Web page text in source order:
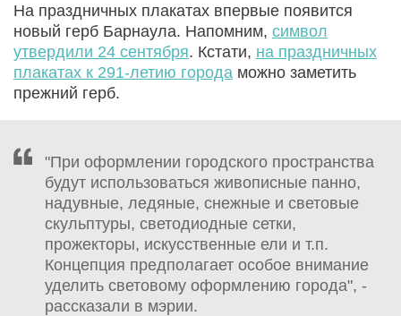
На праздничных плакатах впервые появится
новый герб Барнаула. Напомним, символ
утвердили 24 сентября. Кстати, на праздничных
плакатах к 291-летию города можно заметить
прежний герб.
"При оформлении городского пространства
будут использоваться живописные панно,
надувные, ледяные, снежные и световые
скульптуры, светодиодные сетки,
прожекторы, искусственные ели и т.п.
Концепция предполагает особое внимание
уделить световому оформлению города", -
рассказали в мэрии.